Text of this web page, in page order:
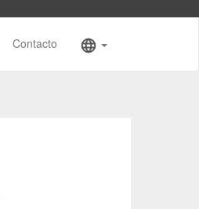
Contacto